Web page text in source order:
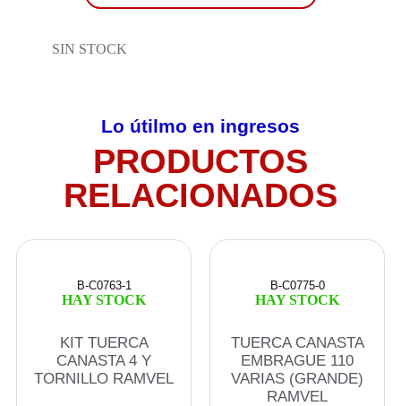
SIN STOCK
Lo útilmo en ingresos
PRODUCTOS
RELACIONADOS
B-C0763-1
HAY STOCK
KIT TUERCA
CANASTA 4 Y
TORNILLO RAMVEL
B-C0775-0
HAY STOCK
TUERCA CANASTA
EMBRAGUE 110
VARIAS (GRANDE)
RAMVEL